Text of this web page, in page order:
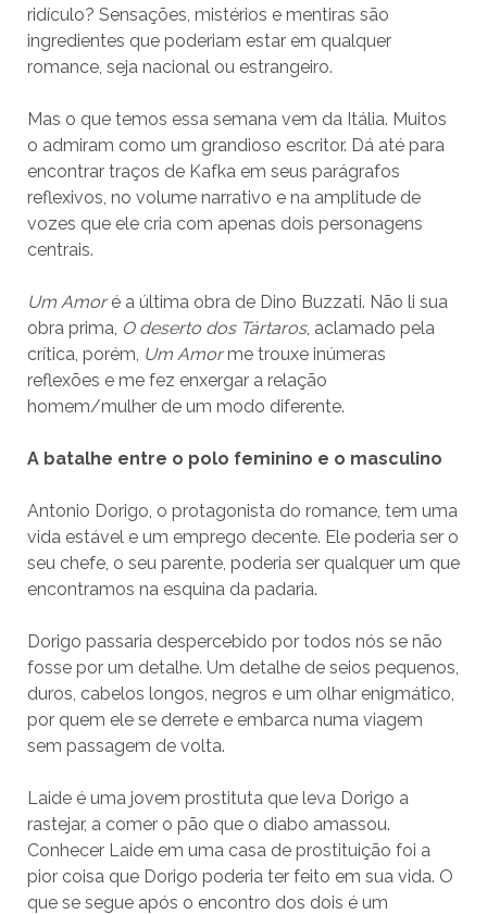
ridículo? Sensações, mistérios e mentiras são
ingredientes que poderiam estar em qualquer
romance, seja nacional ou estrangeiro.
Mas o que temos essa semana vem da Itália. Muitos
o admiram como um grandioso escritor. Dá até para
encontrar traços de Kafka em seus parágrafos
reflexivos, no volume narrativo e na amplitude de
vozes que ele cria com apenas dois personagens
centrais.
Um Amoré a última obra de Dino Buzzati. Não li sua
obra prima, O deserto dos Tártaros, aclamado pela
crítica, porém, Um Amorme trouxe inúmeras
reflexões e me fez enxergar a relação
homem/mulher de um modo diferente.
A batalhe entre o polo feminino e o masculino
Antonio Dorigo, o protagonista do romance, tem uma
vida estável e um emprego decente. Ele poderia ser o
seu chefe, o seu parente, poderia ser qualquer um que
encontramos na esquina da padaria.
Dorigo passaria despercebido por todos nós se não
fosse por um detalhe. Um detalhe de seios pequenos,
duros, cabelos longos, negros e um olhar enigmático,
por quem ele se derrete e embarca numa viagem
sem passagem de volta.
Laide é uma jovem prostituta que leva Dorigo a
rastejar, a comer o pão que o diabo amassou.
Conhecer Laide em uma casa de prostituição foi a
pior coisa que Dorigo poderia ter feito em sua vida. O
que se segue após o encontro dos dois é um